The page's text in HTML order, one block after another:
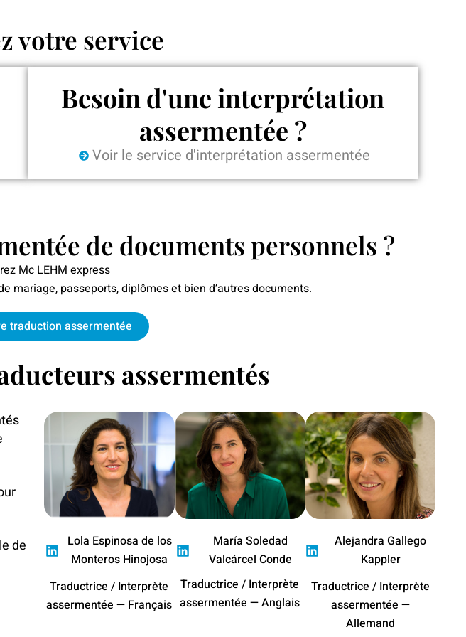
votre service
Besoin d'une interprétation
assermentée ?
Voir le service d'interprétation assermentée
de documents personnels ?
Mc LEHM express
mariage, passeports, diplômes et bien d’autres documents.
traduction assermentée
assermentés
de
Lola Espinosa de los
Monteros Hinojosa
Traductrice / Interprète
assermentée — Français
María Soledad
Valcárcel Conde
Traductrice / Interprète
assermentée — Anglais
Alejandra Gallego
Kappler
Traductrice / Interprète
assermentée —
Allemand